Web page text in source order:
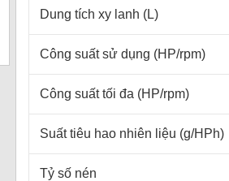
Dung tích xy lanh (L)
Công suất sử dụng (HP/rpm)
Công suất tối đa (HP/rpm)
Suất tiêu hao nhiên liệu (g/HPh)
Tỷ số nén